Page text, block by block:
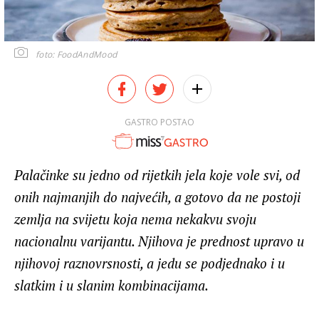
foto: FoodAndMood
GASTRO POSTAO
Palačinke su jedno od rijetkih jela koje vole svi, od
onih najmanjih do najvećih, a gotovo da ne postoji
zemlja na svijetu koja nema nekakvu svoju
nacionalnu varijantu. Njihova je prednost upravo u
njihovoj raznovrsnosti, a jedu se podjednako i u
slatkim i u slanim kombinacijama.